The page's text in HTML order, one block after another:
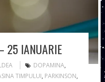
25 IANUARIE
DOPAMINA,
TIMPULUI, PARKINSON,